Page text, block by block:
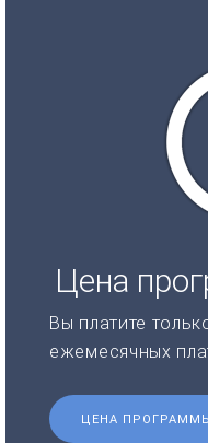
Цена
Вы платите
ежемесячных
ЦЕНА ПРОГРАММЫ